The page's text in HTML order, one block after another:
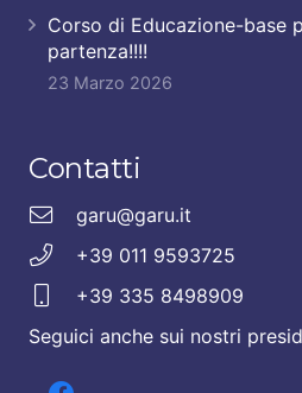
Corso di Educazione-base
partenza!!!!
23 Marzo 2026
Contatti
garu@garu.it
+39 011 9593725
+39 335 8498909
Seguici anche sui nostri